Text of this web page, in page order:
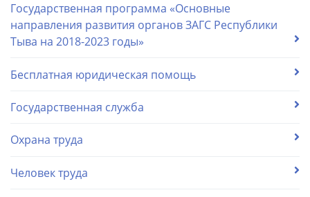
Государственная программа «Основные
направления развития органов ЗАГС Республики
Тыва на 2018-2023 годы»
Бесплатная юридическая помощь
Государственная служба
Охрана труда
Человек труда